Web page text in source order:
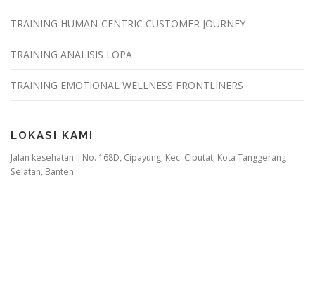
TRAINING HUMAN-CENTRIC CUSTOMER JOURNEY
TRAINING ANALISIS LOPA
TRAINING EMOTIONAL WELLNESS FRONTLINERS
LOKASI KAMI
Jalan kesehatan II No. 168D, Cipayung, Kec. Ciputat, Kota Tanggerang
Selatan, Banten